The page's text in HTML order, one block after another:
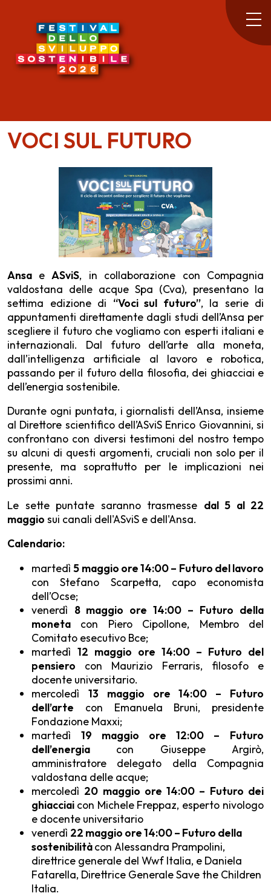
VOCI SUL FUTURO
Ansa e ASviS, in collaborazione con Compagnia
valdostana delle acque Spa (Cva), presentano la
settima edizione di “Voci sul futuro”, la serie di
appuntamenti direttamente dagli studi dell’Ansa per
scegliere il futuro che vogliamo con esperti italiani e
internazionali. Dal futuro dell’arte alla moneta,
dall’intelligenza artificiale al lavoro e robotica,
passando per il futuro della filosofia, dei ghiacciai e
dell’energia sostenibile.
Durante ogni puntata, i giornalisti dell’Ansa, insieme
al Direttore scientifico dell’ASviS Enrico Giovannini, si
confrontano con diversi testimoni del nostro tempo
su alcuni di questi argomenti, cruciali non solo per il
presente, ma soprattutto per le implicazioni nei
prossimi anni.
Le sette puntate saranno trasmesse dal 5 al 22
maggio sui canali dell'ASviS e dell'Ansa.
Calendario:
martedì5 maggio ore 14:00 – Futuro del lavoro
con Stefano Scarpetta, capo economista
dell’Ocse;
venerdì 8 maggio ore 14:00 – Futuro della
moneta con Piero Cipollone, Membro del
Comitato esecutivo Bce;
martedì 12 maggio ore 14:00 – Futuro del
pensiero con Maurizio Ferraris, filosofo e
docente universitario.
mercoledì 13 maggio ore 14:00 – Futuro
dell’arte con Emanuela Bruni, presidente
Fondazione Maxxi;
martedì 19 maggio ore 12:00 –
Futuro
dell’energia con Giuseppe Argirò,
amministratore delegato della Compagnia
valdostana delle acque;
mercoledì 20 maggio ore 14:00 – Futuro dei
ghiacciai con Michele Freppaz, esperto nivologo
e docente universitario
venerdì 22 maggio ore 14:00 – Futuro della
sostenibilitàcon Alessandra Prampolini,
direttrice generale del Wwf Italia, e Daniela
Fatarella, Direttrice Generale Save the Children
Italia.